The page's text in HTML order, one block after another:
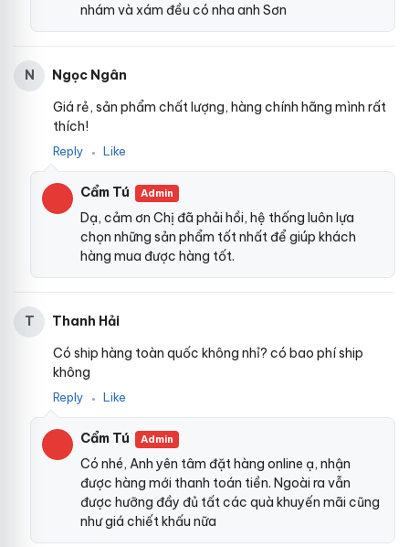
nhám và xám đều có nha anh Sơn
N
Ngọc Ngân
Giá rẻ, sản phẩm chất lượng, hàng chính hãng mình rất
thích!
Reply ● Like
Cẩm Tú Admin
Dạ, cảm ơn Chị đã phải hồi, hệ thống luôn lựa
chọn những sản phẩm tốt nhất để giúp khách
hàng mua được hàng tốt.
T
Thanh Hải
Có ship hàng toàn quốc không nhỉ? có bao phí ship
không
Reply ● Like
Cẩm Tú Admin
Có nhé, Anh yên tâm đặt hàng online ạ, nhận
được hàng mới thanh toán tiền. Ngoài ra vẫn
được hưỡng đầy đủ tất các quà khuyến mãi cũng
như giá chiết khấu nữa